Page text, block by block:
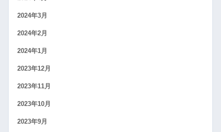
2024年3月
2024年2月
2024年1月
2023年12月
2023年11月
2023年10月
2023年9月